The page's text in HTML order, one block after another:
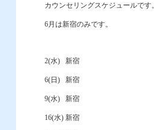
カウンセリングスケジュールです。
6月は新宿のみです。
2(水) 新宿
6(日) 新宿
9(水) 新宿
16(水) 新宿